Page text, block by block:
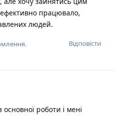
працювало,
людей.
Відповісти
роботи і мені